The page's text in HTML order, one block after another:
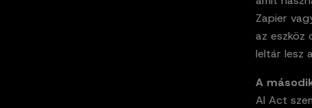
Zapier
az eszköz
leltár lesz
A
AI Act